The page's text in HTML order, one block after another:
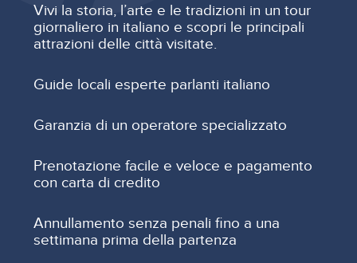
Vivi la storia, l’arte e le tradizioni in un tour
giornaliero in italiano e scopri le principali
attrazioni delle città visitate.
Guide locali esperte parlanti italiano
Garanzia di un operatore specializzato
Prenotazione facile e veloce e pagamento
con carta di credito
Annullamento senza penali fino a una
settimana prima della partenza